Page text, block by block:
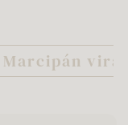
Marcipán